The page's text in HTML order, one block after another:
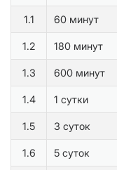
1.1 60 минут
1.2 180 минут
1.3 600 минут
1.4 1 сутки
1.5 3 суток
1.6 5 суток